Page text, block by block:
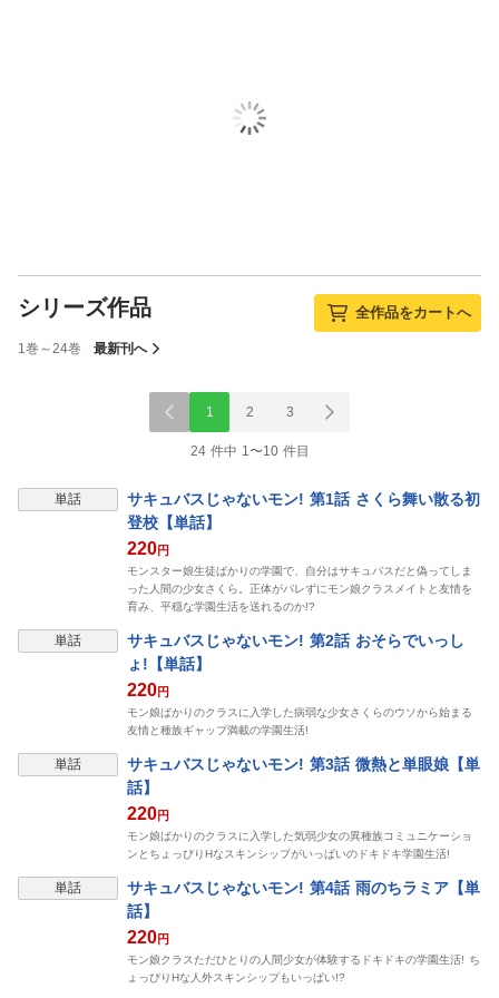
シリーズ作品 全作品をカートへ
1巻～24巻 最新刊へ
1 2 3
24 件中 1〜10 件目
表示制限中
単話
サキュバスじゃないモン! 第1話 さくら舞い散る初
登校【単話】
220円
モンスター娘生徒ばかりの学園で、自分はサキュバスだと偽ってしま
った人間の少女さくら。正体がバレずにモン娘クラスメイトと友情を
育み、平穏な学園生活を送れるのか!?
表示制限中
単話
サキュバスじゃないモン! 第2話 おそらでいっし
ょ!【単話】
220円
モン娘ばかりのクラスに入学した病弱な少女さくらのウソから始まる
友情と種族ギャップ満載の学園生活!
表示制限中
単話
サキュバスじゃないモン! 第3話 微熱と単眼娘【単
話】
220円
モン娘ばかりのクラスに入学した気弱少女の異種族コミュニケーショ
ンとちょっぴりHなスキンシップがいっぱいのドキドキ学園生活!
表示制限中
単話
サキュバスじゃないモン! 第4話 雨のちラミア【単
話】
220円
モン娘クラスただひとりの人間少女が体験するドキドキの学園生活! ち
ょっぴりHな人外スキンシップもいっぱい!?